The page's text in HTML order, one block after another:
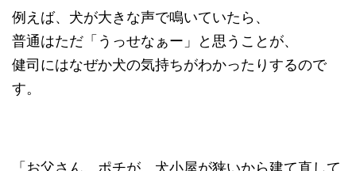
例えば、犬が大きな声で鳴いていたら、
普通はただ「うっせなぁー」と思うことが、
健司にはなぜか犬の気持ちがわかったりするので
す。
「お父さん、ポチが、犬小屋が狭いから建て直して